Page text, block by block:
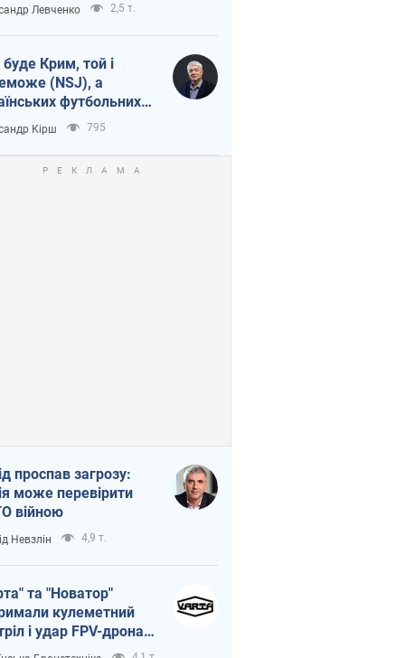
Левченко 2,5 т.
Крим, той і
(NSJ), а
футбольних
можуть
вбивцями
Кірш 795
проспав загрозу:
може перевірити
війною
Невзлін 4,9 т.
та "Новатор"
кулеметний
і удар FPV-дрона,
життя